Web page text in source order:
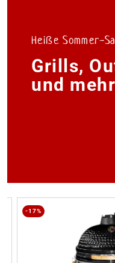
Heiße Sommer-
Grills,
und mehr
Produktgalerie
-17%